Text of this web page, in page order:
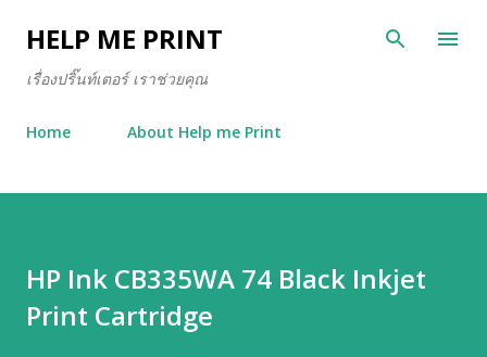
Skip to main content
HELP ME PRINT
เรื่องปริ๊นท์เตอร์ เราช่วยคุณ
Home About Help me Print
HP Ink CB335WA 74 Black Inkjet
Print Cartridge